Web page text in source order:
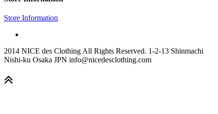
Store Information
2014 NICE des Clothing All Rights Reserved. 1-2-13 Shinmachi
Nishi-ku Osaka JPN info@nicedesclothing.com